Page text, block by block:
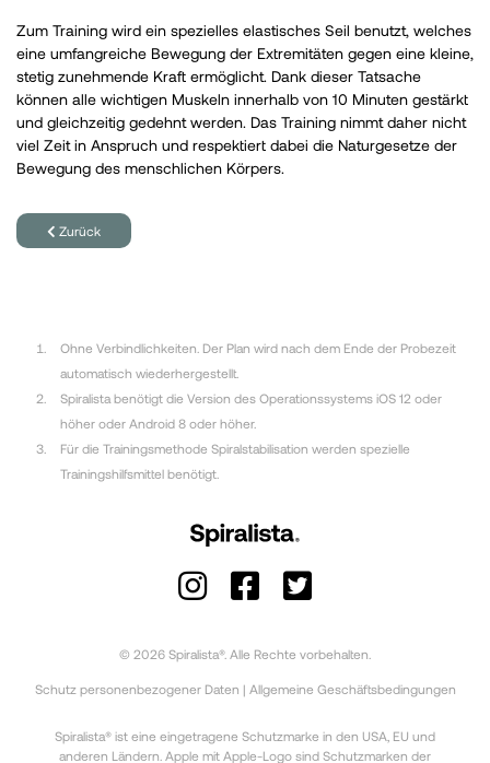
Zum Training wird ein spezielles elastisches Seil benutzt, welches
eine umfangreiche Bewegung der Extremitäten gegen eine kleine,
stetig zunehmende Kraft ermöglicht. Dank dieser Tatsache
können alle wichtigen Muskeln innerhalb von 10 Minuten gestärkt
und gleichzeitig gedehnt werden. Das Training nimmt daher nicht
viel Zeit in Anspruch und respektiert dabei die Naturgesetze der
Bewegung des menschlichen Körpers.
Zurück
Ohne Verbindlichkeiten. Der Plan wird nach dem Ende der Probezeit
automatisch wiederhergestellt.
Spiralista benötigt die Version des Operationssystems iOS 12 oder
höher oder Android 8 oder höher.
Für die Trainingsmethode Spiralstabilisation werden spezielle
Trainingshilfsmittel benötigt.
© 2026 Spiralista®. Alle Rechte vorbehalten.
Schutz personenbezogener Daten | Allgemeine Geschäftsbedingungen
Spiralista® ist eine eingetragene Schutzmarke in den USA, EU und
anderen Ländern. Apple mit Apple-Logo sind Schutzmarken der